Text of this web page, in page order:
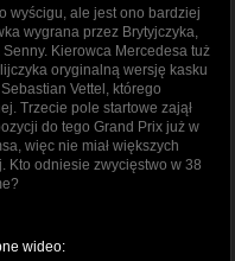
wyścigu, ale jest ono bardziej
wygrana przez Brytyjczyka,
Kierowca Mercedesa tuż
oryginalną wersję kasku
Vettel, którego
Trzecie pole startowe zajął
do tego Grand Prix już w
więc nie miał większych
Kto odniesie zwycięstwo w 38
wideo: